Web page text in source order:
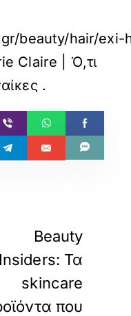
beauty/hair/
Claire | Ό,τι
.
Beauty
Insiders: Τα
skincare
που